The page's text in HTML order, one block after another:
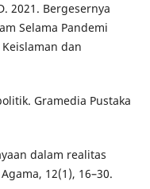
2021. Bergesernya
Selama Pandemi
Keislaman dan
Gramedia Pustaka
dalam realitas
12(1), 16–30.